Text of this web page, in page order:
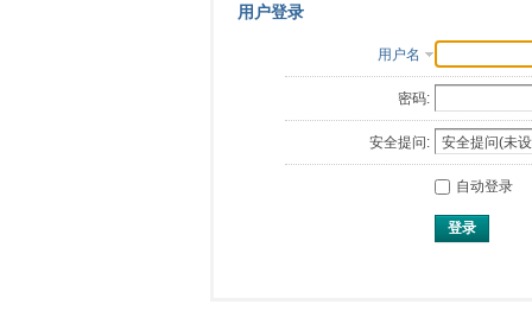
用户登录
用户名
密码:
安全提问:
自动登录
登录